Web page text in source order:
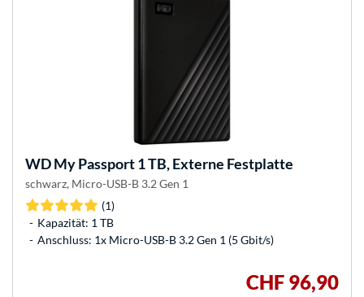
WDMy Passport 1 TB, Externe Festplatte
schwarz, Micro-USB-B 3.2 Gen 1
(1)
Kapazität: 1 TB
Anschluss: 1x Micro-USB-B 3.2 Gen 1 (5 Gbit/s)
CHF 96,90